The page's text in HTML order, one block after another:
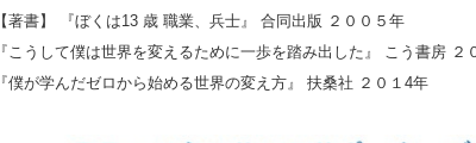
【著書】 『ぼくは13 歳 職業、兵士』 合同出版 ２００５年
『こうして僕は世界を変えるために一歩を踏み出した』 こう書房 ２
『僕が学んだゼロから始める世界の変え方』 扶桑社 ２０１4年